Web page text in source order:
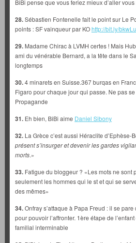
BiBi pense que vous feriez mieux d’aller
28.Sébastien Fontenelle fait le point sur Le
points : SF vainqueur par KOhttp://bit.ly/
29. Madame Chirac à LVMH certes ! Mais
ami du vénérable Bernard, a la tête dans le
longtemps
30.4 minarets en Suisse.367 burqas en
Figaro pour chaque jour qui passe. Ne pas
Propagande
31. Eh bien, BiBi aime Daniel Sibony
32. La Grèce c’est aussi Héraclite d’Ephèse-
présent s’insurger et devenir les gardes
morts.»
33. Fatigue du bloggeur ? «Les mots ne sont
seulement les hommes qui le st et qui se
des mêmes»
34.Onfray s’attaque à Papa Freud : il se
pour pouvoir l’affronter. 1ère étape de
familial interminable